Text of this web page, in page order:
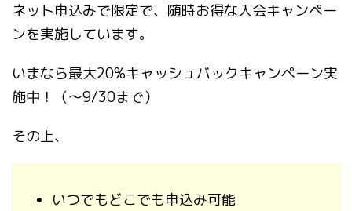
ネット申込みで限定で、随時お得な入会キャンペー
ンを実施しています。
いまなら最大20%キャッシュバックキャンペーン実
施中！（〜9/30まで）
その上、
いつでもどこでも申込み可能